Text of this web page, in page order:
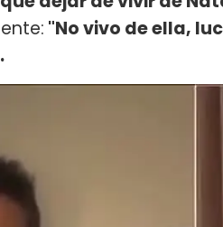
"No vivo de ella,